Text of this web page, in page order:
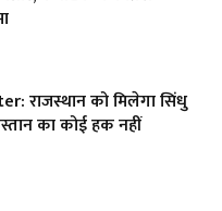
राजस्थान को मिलेगा सिंधु
का कोई हक नहीं